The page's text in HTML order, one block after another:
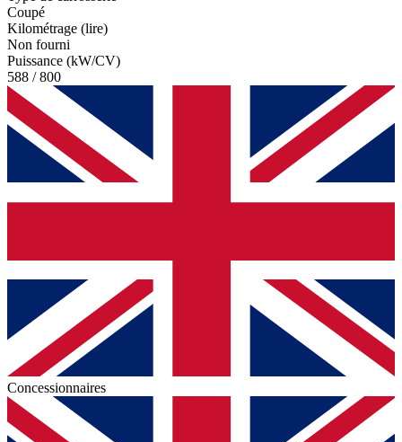
Coupé
Kilométrage (lire)
Non fourni
Puissance (kW/CV)
588 / 800
Concessionnaires